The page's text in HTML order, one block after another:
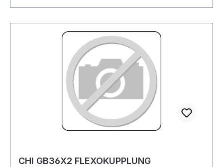
CHI GB36X2 FLEXOKUPPLUNG